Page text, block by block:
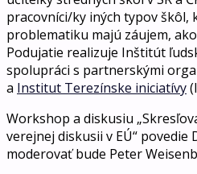
pracovníci/ky iných typov
problematiku majú záujem,
Podujatie realizuje Inštitút
spolupráci s partnerskými
a Institut Terezínske iniciatívy
Workshop a diskusiu
verejnej diskusii v EÚ“ povedie
moderovať bude Peter